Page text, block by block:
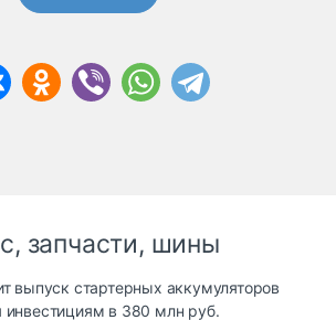
запчасти, шины
выпуск стартерных аккумуляторов
инвестициям в 380 млн руб.